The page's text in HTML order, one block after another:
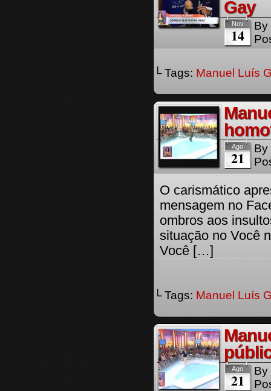
Gay
Nov
14
By
└ Tags: Manuel Luís
Ago
21
By
O carismático
mensagem no
ombros aos
situação no Você
Você […]
└ Tags: Manuel Luís
Ago
21
By